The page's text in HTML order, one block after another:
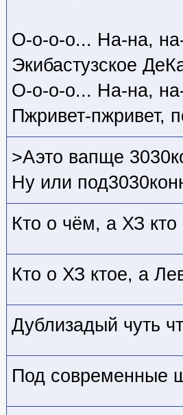
О-о-о-о... На-на,
Экибастузское
О-о-о-о... На-на,
Пжривет-пжривет,
>Аэто вапще
Ну или
Кто о чём, а ХЗ кто
Кто о ХЗ ктое, а
Дублизадый чуть
Под современные